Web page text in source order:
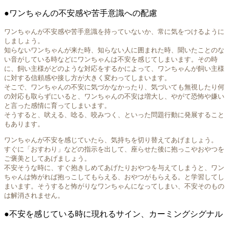
●ワンちゃんの不安感や苦手意識への配慮
ワンちゃんが不安感や苦手意識を持っていないか、常に気をつけるように
しましょう。
知らないワンちゃんが来た時、知らない人に囲まれた時、聞いたことのな
い音がしている時などにワンちゃんは不安を感じてしまいます。その時
に、飼い主様がどのような対応をするかによって、ワンちゃんが飼い主様
に対する信頼感や接し方が大きく変わってしまいます。
そこで、ワンちゃんの不安に気づかなかったり、気づいても無視したり何
の対応も取らずにいると、ワンちゃんの不安は増大し、やがて恐怖や嫌い
と言った感情に育ってしまいます。
そうすると、吠える、唸る、咬みつく、といった問題行動に発展すること
もあります。
ワンちゃんが不安を感じていたら、気持ちを切り替えてあげましょう。
すぐに「おすわり」などの指示を出して、座らせた後に抱っこやおやつを
ご褒美としてあげましょう。
不安そうな時に、すぐ抱きしめてあげたりおやつを与えてしまうと、ワン
ちゃんは怖がれば抱っこしてもらえる、おやつがもらえる。と学習してし
まいます。そうすると怖がりなワンちゃんになってしまい、不安そのもの
は解消されません。
●不安を感じている時に現れるサイン、カーミングシグナル